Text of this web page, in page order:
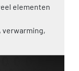
elementen